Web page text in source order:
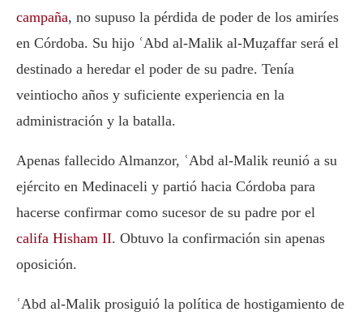
campaña, no supuso la pérdida de poder de los amiríes
en Córdoba. Su hijo ʿAbd al-Malik al-Muẓaffar será el
destinado a heredar el poder de su padre. Tenía
veintiocho años y suficiente experiencia en la
administración y la batalla.
Apenas fallecido Almanzor, ʿAbd al-Malik reunió a su
ejército en Medinaceli y partió hacia Córdoba para
hacerse confirmar como sucesor de su padre por el
califa Hisham II. Obtuvo la confirmación sin apenas
oposición.
ʿAbd al-Malik prosiguió la política de hostigamiento de